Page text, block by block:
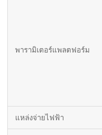
พารามิเตอร์แพลตฟอร์ม
แหล่งจ่ายไฟฟ้า